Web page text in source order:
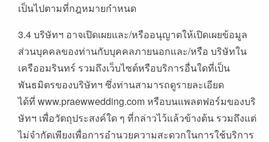
เป็นไปตามที่กฎหมายกำหนด
3.4 บริษัทฯ อาจเปิดเผยและ/หรืออนุญาตให้เปิดเผยข้อมูล
ส่วนบุคคลของท่านกับบุคคลภายนอกและ/หรือ บริษัทใน
เครืออมรินทร์ รวมถึงเว็บไซต์หรือบริการอื่นใดที่เป็น
พันธมิตรของบริษัทฯ ซึ่งท่านสามารถดูรายละเอียด
ได้ที่ www.praewwedding.com หรือบนแพลตฟอร์มของบริ
ษัทฯ เพื่อวัตถุประสงค์ใด ๆ ที่กล่าวไว้แล้วข้างต้น รวมถึงแต่
ไม่จำกัดเพียงเพื่อการอำนวยความสะดวกในการใช้บริการ